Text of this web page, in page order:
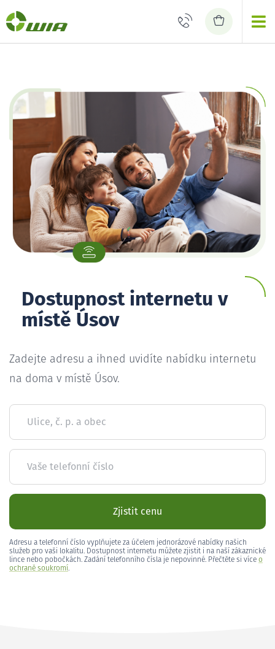
Dostupnost internetu v
místě Úsov
Zadejte adresu a ihned uvidíte nabídku internetu
na doma v místě Úsov.
Ulice, č. p. a obec
Vaše telefonní číslo
Zjistit cenu
Adresu a telefonní číslo vyplňujete za účelem jednorázové nabídky našich
služeb pro vaši lokalitu. Dostupnost internetu můžete zjistit i na naší zákaznické
lince nebo pobočkách. Zadání telefonního čísla je nepovinné. Přečtěte si více o
ochraně soukromí.